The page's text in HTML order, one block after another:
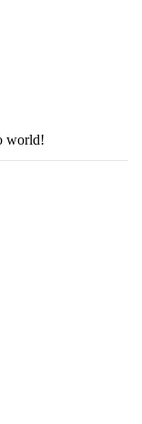
world!